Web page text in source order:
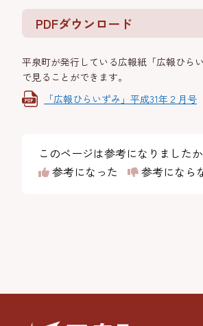
PDFダウンロード
平泉町が発行している広報紙「広報ひら
で見ることができます。
「広報ひらいずみ」平成31年２月号
このページは参考になりました
参考になった
参考になら